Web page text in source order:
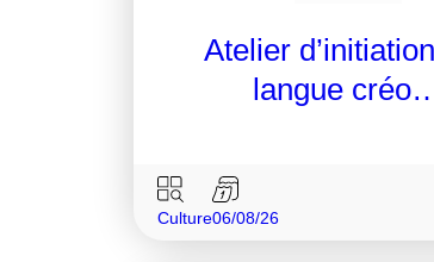
Atelier
langue
Culture06/08/26